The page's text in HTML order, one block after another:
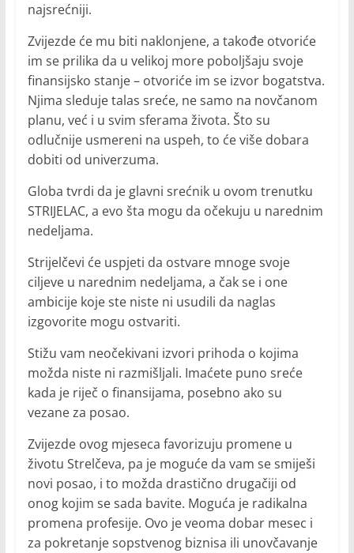
najsrećniji.
Zvijezde će mu biti naklonjene, a takođe otvoriće
im se prilika da u velikoj more poboljšaju svoje
finansijsko stanje – otvoriće im se izvor bogatstva.
Njima sleduje talas sreće, ne samo na novčanom
planu, već i u svim sferama života. Što su
odlučnije usmereni na uspeh, to će više dobara
dobiti od univerzuma.
Globa tvrdi da je glavni srećnik u ovom trenutku
STRIJELAC, a evo šta mogu da očekuju u narednim
nedeljama.
Strijelčevi će uspjeti da ostvare mnoge svoje
ciljeve u narednim nedeljama, a čak se i one
ambicije koje ste niste ni usudili da naglas
izgovorite mogu ostvariti.
Stižu vam neočekivani izvori prihoda o kojima
možda niste ni razmišljali. Imaćete puno sreće
kada je riječ o finansijama, posebno ako su
vezane za posao.
Zvijezde ovog mjeseca favorizuju promene u
životu Strelčeva, pa je moguće da vam se smiješi
novi posao, i to možda drastično drugačiji od
onog kojim se sada bavite. Moguća je radikalna
promena profesije. Ovo je veoma dobar mesec i
za pokretanje sopstvenog biznisa ili unovčavanje